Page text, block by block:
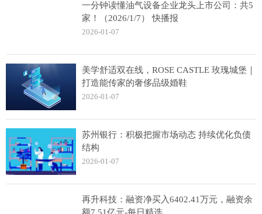
一分钟读懂油气设备企业龙头上市公司：共5
家！（2026/1/7） 快播报
2026-01-07
美学舒适双在线，ROSE CASTLE 玫瑰城堡｜
打造能传家的奢侈品级婚鞋
2026-01-07
苏州银行：积极把握市场动态 持续优化负债
结构
2026-01-07
再升科技：融资净买入6402.41万元，融资余